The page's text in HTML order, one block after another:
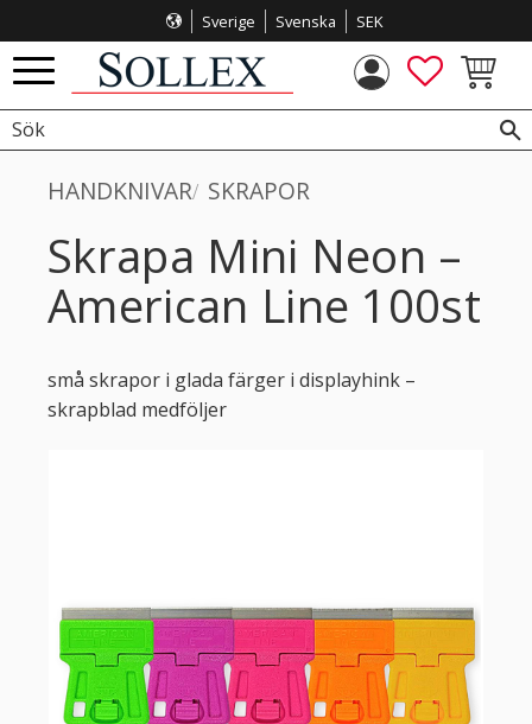
Meny
Sverige Svenska SEK
FAVORITER
HANDKNIVAR SKRAPOR
Skrapa Mini Neon –
American Line 100st
små skrapor i glada färger i displayhink –
skrapblad medföljer